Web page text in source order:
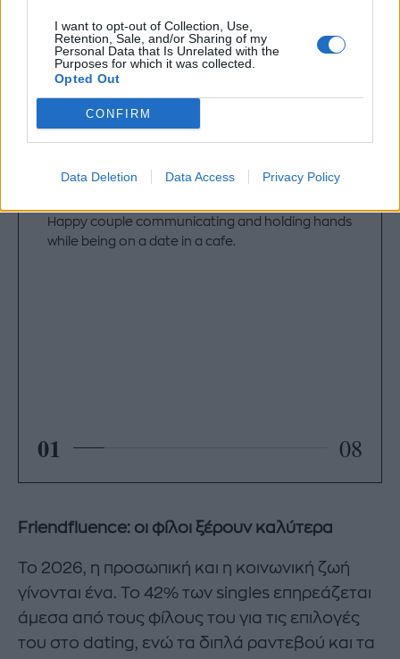
I want to opt-out of Collection, Use,
Retention, Sale, and/or Sharing of my
Personal Data that Is Unrelated with the
Purposes for which it was collected.
Opted Out
CONFIRM
Data Deletion Data Access Privacy Policy
Happy couple communicating and holding hands
while being on a date in a cafe.
01 08
Friendfluence: οι φίλοι ξέρουν καλύτερα
Το 2026, η προσωπική και η κοινωνική ζωή
γίνονται ένα. Το 42% των singles επηρεάζεται
άμεσα από τους φίλους του για τις επιλογές
του στο dating, ενώ τα διπλά ραντεβού και τα